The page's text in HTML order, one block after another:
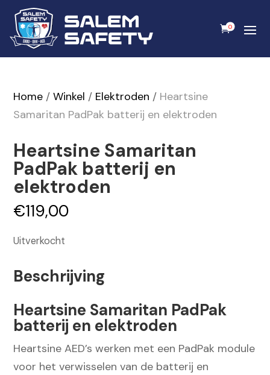
0
Home /Winkel / Elektroden / Heartsine
Samaritan PadPak batterij en elektroden
Heartsine Samaritan
PadPak batterij en
elektroden
€119,00
Uitverkocht
Beschrijving
Heartsine Samaritan PadPak
batterij en elektroden
Heartsine AED’s werken met een PadPak module
voor het verwisselen van de batterij en